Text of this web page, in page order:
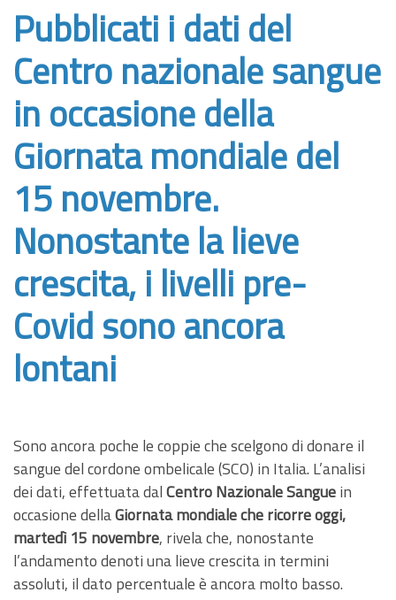
Pubblicati i dati del
Centro nazionale sangue
in occasione della
Giornata mondiale del
15 novembre.
Nonostante la lieve
crescita, i livelli pre-
Covid sono ancora
lontani
Sono ancora poche le coppie che scelgono di donare il
sangue del cordone ombelicale (SCO) in Italia. L’analisi
dei dati, effettuata dalCentro Nazionale Sanguein
occasione dellaGiornata mondialeche ricorre oggi,
martedì 15 novembre, rivela che, nonostante
l’andamento denoti una lieve crescita in termini
assoluti, il dato percentuale è ancora molto basso.